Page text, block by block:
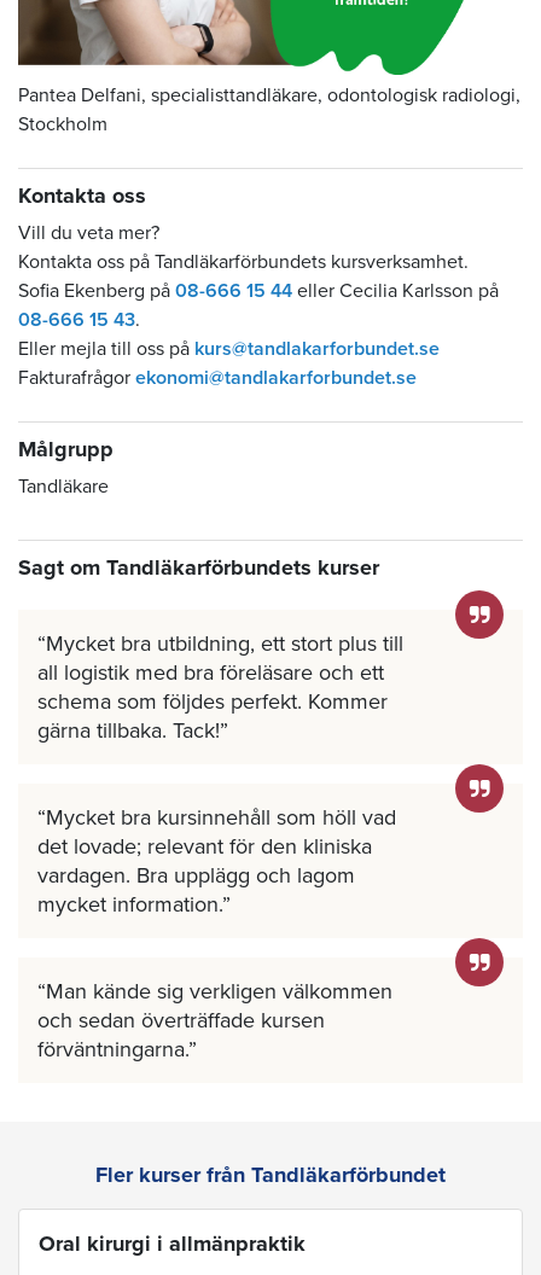
Pantea Delfani, specialisttandläkare, odontologisk radiologi,
Stockholm
Kontakta oss
Vill du veta mer?
Kontakta oss på Tandläkarförbundets kursverksamhet.
Sofia Ekenberg på 08-666 15 44 eller Cecilia Karlsson på
08-666 15 43.
Eller mejla till oss på kurs@tandlakarforbundet.se
Fakturafrågor ekonomi@tandlakarforbundet.se
Målgrupp
Tandläkare
Sagt om Tandläkarförbundets kurser
Mycket bra utbildning, ett stort plus till
all logistik med bra föreläsare och ett
schema som följdes perfekt. Kommer
gärna tillbaka. Tack!
Mycket bra kursinnehåll som höll vad
det lovade; relevant för den kliniska
vardagen. Bra upplägg och lagom
mycket information.
Man kände sig verkligen välkommen
och sedan överträffade kursen
förväntningarna.
Fler kurser från Tandläkarförbundet
Oral kirurgi i allmänpraktik